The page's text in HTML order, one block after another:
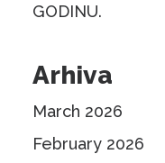
GODINU.
Arhiva
March 2026
February 2026